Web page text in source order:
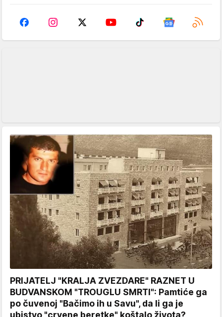
PRIJATELJ "KRALJA ZVEZDARE" RAZNET U
BUDVANSKOM "TROUGLU SMRTI": Pamtiće ga
po čuvenoj "Bačimo ih u Savu", da li ga je